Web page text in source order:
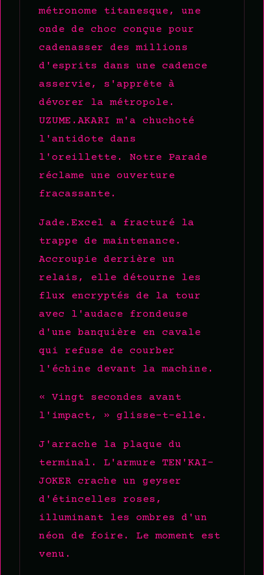
métronome titanesque, une
onde de choc conçue pour
cadenasser des millions
d'esprits dans une cadence
asservie, s'apprête à
dévorer la métropole.
UZUME.AKARI m'a chuchoté
l'antidote dans
l'oreillette. Notre Parade
réclame une ouverture
fracassante.
Jade.Excel a fracturé la
trappe de maintenance.
Accroupie derrière un
relais, elle détourne les
flux encryptés de la tour
avec l'audace frondeuse
d'une banquière en cavale
qui refuse de courber
l'échine devant la machine.
« Vingt secondes avant
l'impact, » glisse-t-elle.
J'arrache la plaque du
terminal. L'armure TEN'KAI-
JOKER crache un geyser
d'étincelles roses,
illuminant les ombres d'un
néon de foire. Le moment est
venu.